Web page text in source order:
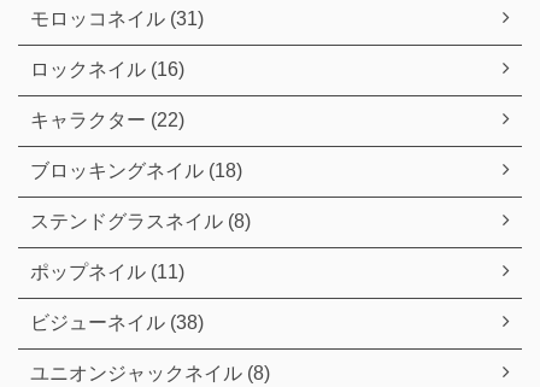
モロッコネイル (31)
ロックネイル (16)
キャラクター (22)
ブロッキングネイル (18)
ステンドグラスネイル (8)
ポップネイル (11)
ビジューネイル (38)
ユニオンジャックネイル (8)